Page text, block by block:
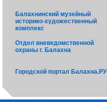
Балахнинский музейный
историко-художественный
комплекс
Отдел вневедомственной
охраны г. Балахна
Городской портал Балахна.РУ